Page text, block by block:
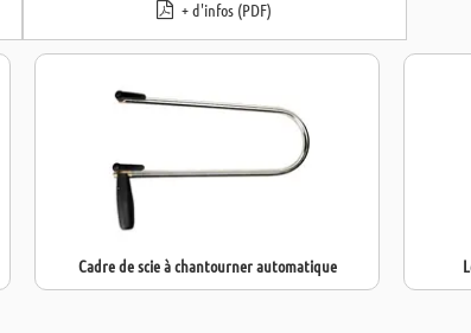
+ d'infos (PDF)
Cadre de scie à chantourner automatique